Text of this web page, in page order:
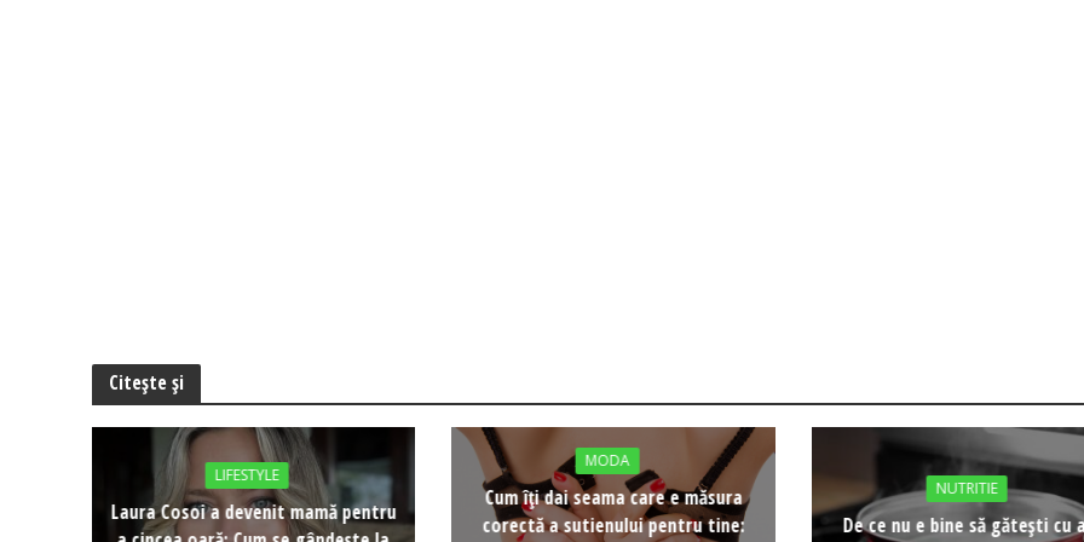
Citește și
LIFESTYLE
Laura Cosoi a devenit mamă pentru
MODA
Cum îți dai seama care e măsura
corectă a sutienului pentru tine:
NUTRITIE
De ce nu e bine să gătești cu